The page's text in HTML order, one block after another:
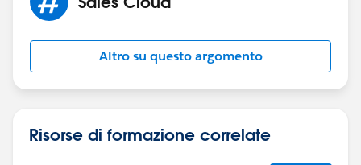
Altro su questo argomento
Risorse di formazione correlate